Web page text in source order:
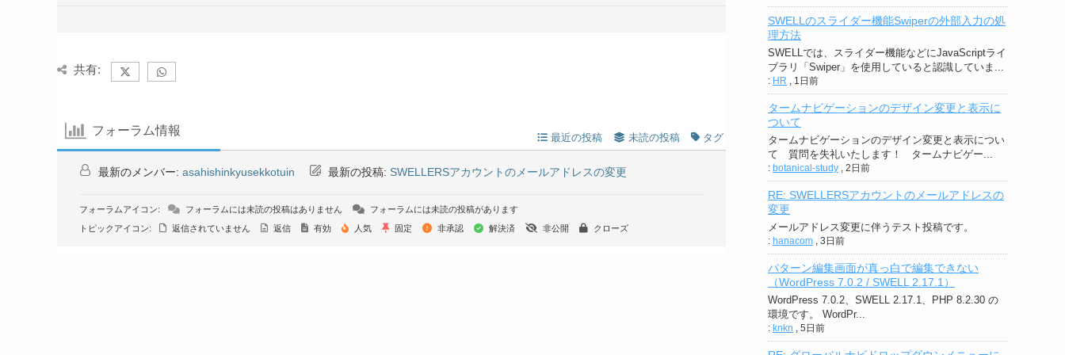
共有:
フォーラム情報 最近の投稿 未読の投稿 タグ
最新のメンバー: asahishinkyusekkotuin 最新の投稿: SWELLERSアカウントのメールアドレスの変更
フォーラムアイコン: フォーラムには未読の投稿はありません
フォーラムには未読の投稿があります
トピックアイコン:
返信されていません 返信 有効 人気 固定 非承認 解決済 非公開 クローズ
SWELLのスライダー機能Swiperの外部入力の処
理方法
SWELLでは、スライダー機能などにJavaScriptライ
ブラリ「Swiper」を使用していると認識していま...
: HR 1日前
タームナビゲーションのデザイン変更と表示に
ついて
タームナビゲーションのデザイン変更と表示につい
て 質問を失礼いたします！ タームナビゲー...
: botanical-study 2日前
RE: SWELLERSアカウントのメールアドレスの
変更
メールアドレス変更に伴うテスト投稿です。
: hanacom 3日前
パターン編集画面が真っ白で編集できない
（WordPress 7.0.2 / SWELL 2.17.1）
WordPress 7.0.2、SWELL 2.17.1、PHP 8.2.30 の
環境です。 WordPr...
: knkn 5日前